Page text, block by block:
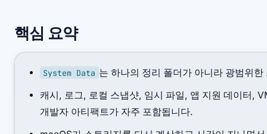
핵심 요약
System Data 는 하나의 정리 폴더가 아니라 광범위
캐시, 로그, 로컬 스냅샷, 임시 파일, 앱 지원 데이터,
개발자 아티팩트가 자주 포함됩니다.